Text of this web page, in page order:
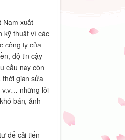
Nam xuất
kỹ thuật vì các
công ty của
độ tin cậy
cầu này còn
thời gian sửa
v.v… những lỗi
bán, ảnh
để cải tiến